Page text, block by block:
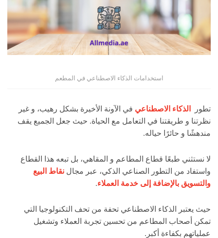
استخدامات الذكاء الاصطناعي في المطعم
تطور الذكاء الاصطناعي في الآونة الأخيرة بشكل رهيب، و غير
نظرتنا و طريقتنا في التعامل مع الحياة. حيث جعل الجميع يقف
مندهشًا و حائرًا حياله.
لا نستثني طبعًا قطاع المطاعم و المقاهي، بل تبعه هذا القطاع
واستفاد من التطور الصناعي الذكي، عبر مجال نقاط البيع
والتسويق بالإضافة إلى خدمة العملاء.
حيث يعتبر الذكاء الاصطناعي تحفة من تحف التكنولوجيا التي
تمكن أصحاب المطاعم من تحسين تجربة العملاء وتشغيل
عملياتهم بكفاءة أكبر.